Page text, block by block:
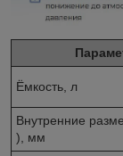
Ёмкость, л
Внутренние
), мм